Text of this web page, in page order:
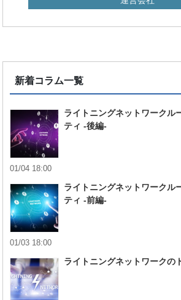
新着コラム一覧
ライトニングネットワークル
ティ -後編-
01/04 18:00
ライトニングネットワークル
ティ -前編-
01/03 18:00
ライトニングネットワークの